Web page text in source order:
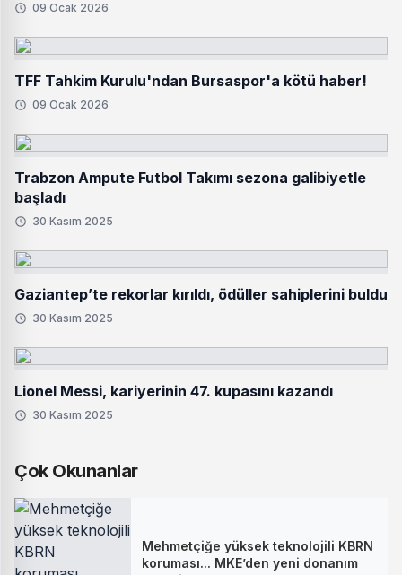
09 Ocak 2026
TFF Tahkim Kurulu'ndan Bursaspor'a kötü haber!
09 Ocak 2026
Trabzon Ampute Futbol Takımı sezona galibiyetle
başladı
30 Kasım 2025
Gaziantep’te rekorlar kırıldı, ödüller sahiplerini buldu
30 Kasım 2025
Lionel Messi, kariyerinin 47. kupasını kazandı
30 Kasım 2025
Çok Okunanlar
Mehmetçiğe yüksek teknolojili KBRN
koruması... MKE’den yeni donanım